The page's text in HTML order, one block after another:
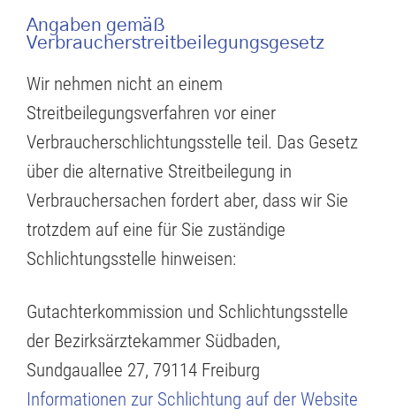
Angaben gemäß
Verbraucherstreitbeilegungsgesetz
Wir nehmen nicht an einem
Streitbeilegungsverfahren vor einer
Verbraucherschlichtungsstelle teil. Das Gesetz
über die alternative Streitbeilegung in
Verbrauchersachen fordert aber, dass wir Sie
trotzdem auf eine für Sie zuständige
Schlichtungsstelle hinweisen:
Gutachterkommission und Schlichtungsstelle
der Bezirksärztekammer Südbaden,
Sundgauallee 27, 79114 Freiburg
Informationen zur Schlichtung auf der Website